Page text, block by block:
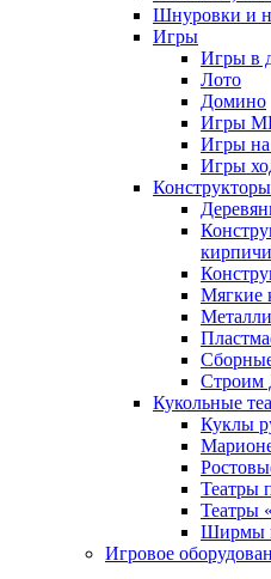
Шнуровки и
Игры
Игры в
Лото
Домино
Игры
Игры на
Игры
Конструкторы
Мягкие
Строим
Кукольные
Куклы
Театры
Театры
Ширмы
Игровое